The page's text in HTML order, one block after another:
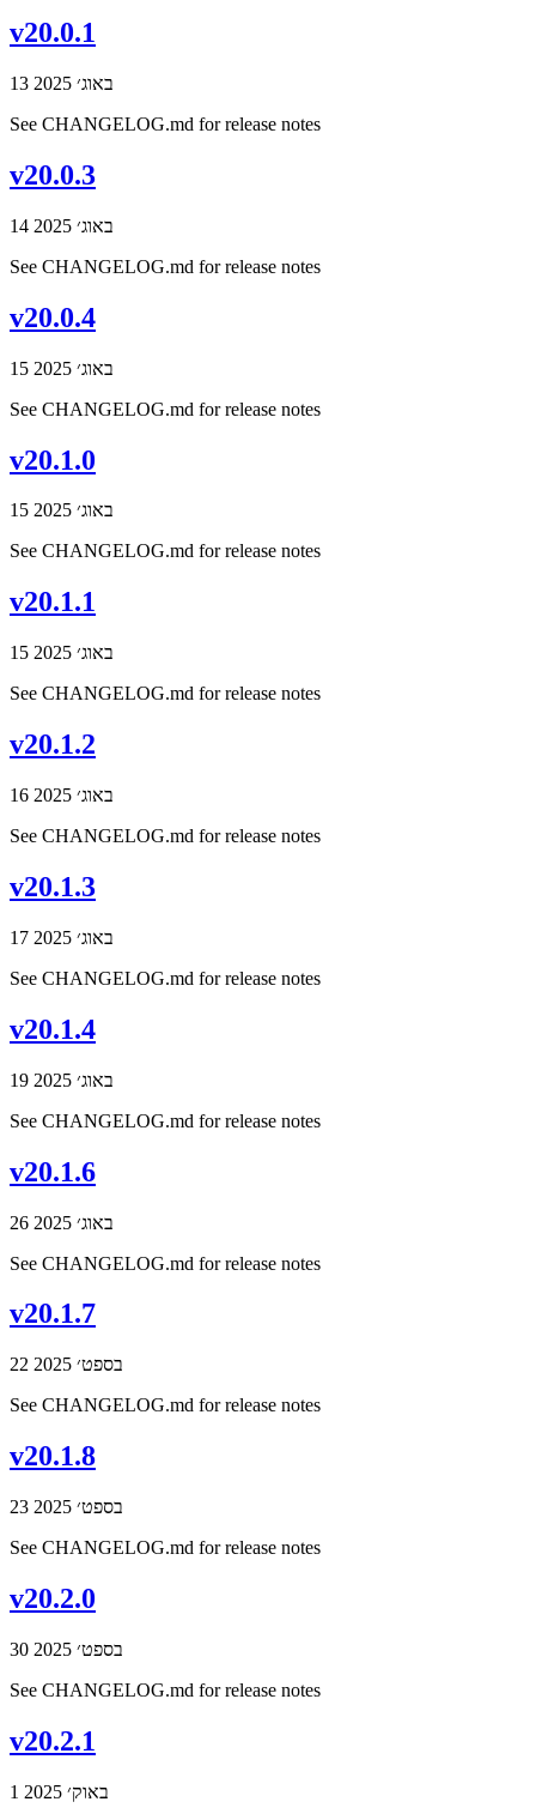
v20.0.1
13 באוג׳ 2025
See CHANGELOG.md for release notes
v20.0.3
14 באוג׳ 2025
See CHANGELOG.md for release notes
v20.0.4
15 באוג׳ 2025
See CHANGELOG.md for release notes
v20.1.0
15 באוג׳ 2025
See CHANGELOG.md for release notes
v20.1.1
15 באוג׳ 2025
See CHANGELOG.md for release notes
v20.1.2
16 באוג׳ 2025
See CHANGELOG.md for release notes
v20.1.3
17 באוג׳ 2025
See CHANGELOG.md for release notes
v20.1.4
19 באוג׳ 2025
See CHANGELOG.md for release notes
v20.1.6
26 באוג׳ 2025
See CHANGELOG.md for release notes
v20.1.7
22 בספט׳ 2025
See CHANGELOG.md for release notes
v20.1.8
23 בספט׳ 2025
See CHANGELOG.md for release notes
v20.2.0
30 בספט׳ 2025
See CHANGELOG.md for release notes
v20.2.1
1 באוק׳ 2025